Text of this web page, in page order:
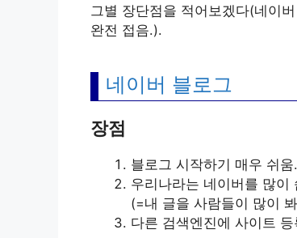
그별 장단점을 적어보겠다(네이
완전 접음.).
네이버 블로그
장점
블로그 시작하기 매우 쉬
우리나라는 네이버를 많이
(=내 글을 사람들이 많이
다른 검색엔진에 사이트